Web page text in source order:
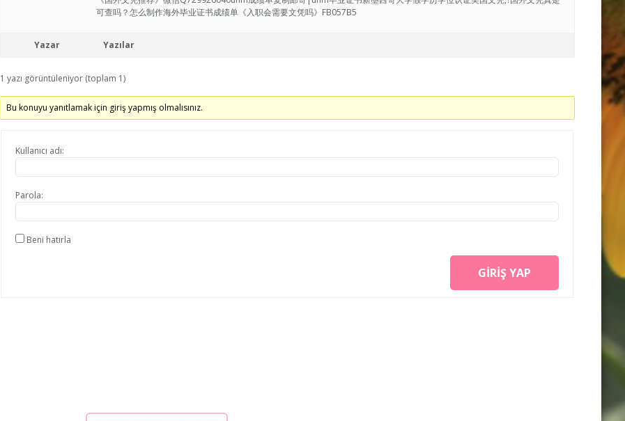
可查吗？怎么制作海外毕业证书成绩单《入职会需要文凭吗》FB057B5
Yazar Yazılar
1 yazı görüntüleniyor (toplam 1)
Bu konuyu yanıtlamak için giriş yapmış olmalısınız.
Kullanıcı adı:
Parola:
Beni hatırla
GIRIŞ YAP